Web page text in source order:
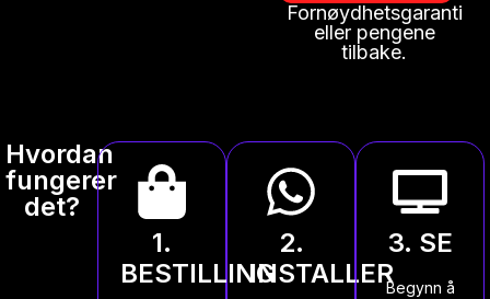
Fornøydhetsgaranti
eller pengene
tilbake.
Hvordan
fungerer
det?
1.
BESTILLING
2.
INSTALLER
3. SE
Begynn å